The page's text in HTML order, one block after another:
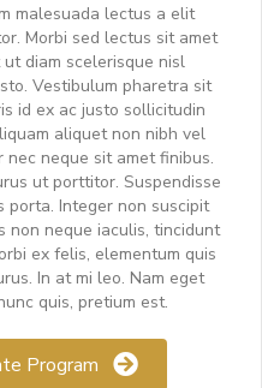
malesuada lectus a elit
Morbi sed lectus sit amet
diam scelerisque nisl
Vestibulum pharetra sit
id ex ac justo sollicitudin
aliquet non nibh vel
nec neque sit amet finibus.
ut porttitor. Suspendisse
porta. Integer non suscipit
non neque iaculis, tincidunt
ex felis, elementum quis
In at mi leo. Nam eget
quis, pretium est.
Program